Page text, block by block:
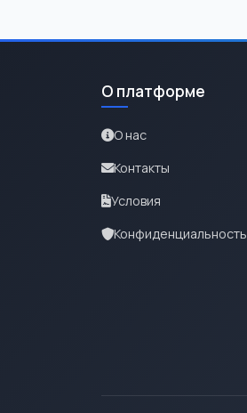
О платформе
О нас
Контакты
Условия
Конфиденциальность